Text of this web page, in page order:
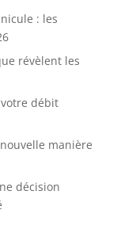
: les
révèlent les
débit
manière
décision